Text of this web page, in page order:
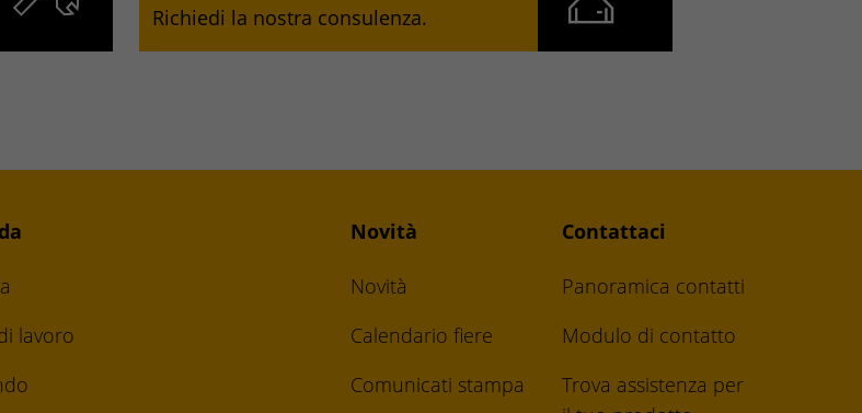
Richiedi la nostra consulenza.
lavoro
Novità
Novità
Calendario fiere
Comunicati stampa
Contattaci
Panoramica contatti
Modulo di contatto
Trova assistenza per